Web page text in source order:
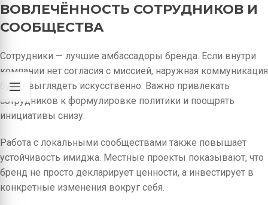
ВОВЛЕЧЁННОСТЬ СОТРУДНИКОВ И
СООБЩЕСТВА
Сотрудники — лучшие амбассадоры бренда. Если внутри
компании нет согласия с миссией, наружная коммуникация
будет выглядеть искусственно. Важно привлекать
сотрудников к формулировке политики и поощрять
инициативы снизу.
Работа с локальными сообществами также повышает
устойчивость имиджа. Местные проекты показывают, что
бренд не просто декларирует ценности, а инвестирует в
конкретные изменения вокруг себя.